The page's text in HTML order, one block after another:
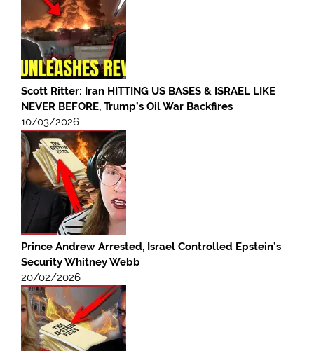
Scott Ritter: Iran HITTING US BASES & ISRAEL LIKE
NEVER BEFORE, Trump’s Oil War Backfires
10/03/2026
Prince Andrew Arrested, Israel Controlled Epstein’s
Security Whitney Webb
20/02/2026